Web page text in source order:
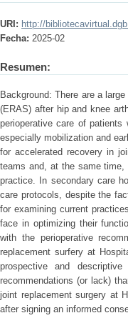
URI: http://
Fecha: 2025-02
Resumen:
Background: There are a
(ERAS) after hip and knee
perioperative care of patients
especially mobilization and
for accelerated recovery in
teams and, at the same
practice. In secondary care
care protocols, despite the
for examining current
face in optimizing their
with the perioperative
replacement surfery at
prospective and
recommendations (or lack)
joint replacement surgery at
after signing an informed